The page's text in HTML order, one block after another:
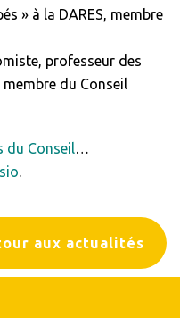
aux actualités
» à la DARES, membre
professeur des
membre du Conseil
du Conseil…
.